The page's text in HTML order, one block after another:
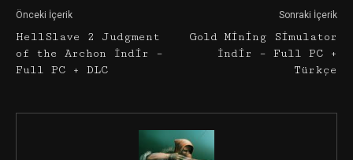
Önceki İçerik
HellSlave 2 Judgment
of the Archon İndir –
Full PC + DLC
Sonraki İçerik
Gold Mining Simulator
İndir – Full PC +
Türkçe